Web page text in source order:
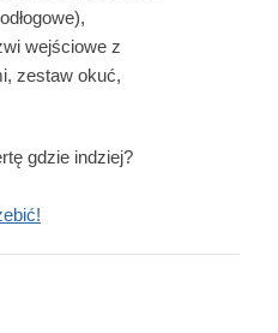
wejściowe z
zestaw okuć,
gdzie indziej?